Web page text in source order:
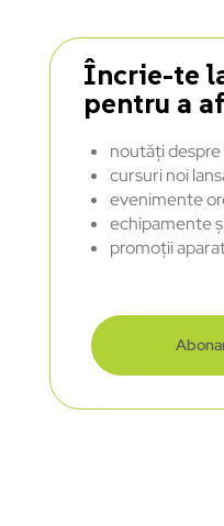
Încrie-te
pentru a
noutăți
cursuri noi
evenimente
echipamente
promoții